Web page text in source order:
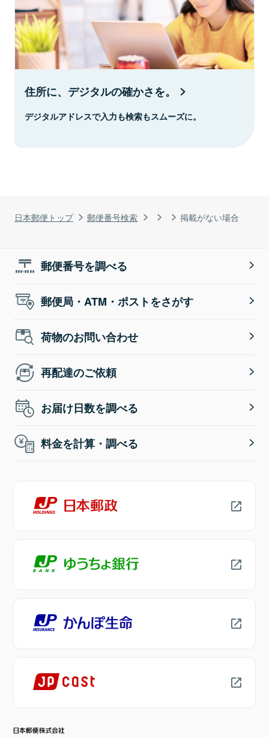
日本郵便トップ 郵便番号検索 掲載がない場合
住所に、デジタルの確かさを。
デジタルアドレスで入力も検索もスムーズに。
郵便番号を調べる
郵便局・ATM・ポストをさがす
荷物のお問い合わせ
再配達のご依頼
お届け日数を調べる
料金を計算・調べる